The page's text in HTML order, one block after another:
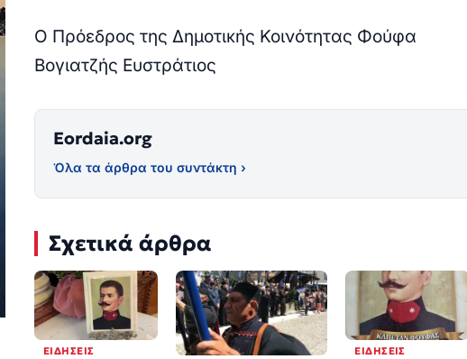
Ο Πρόεδρος της Δημοτικής Κοινότητας Φούφα
Βογιατζής Ευστράτιος
Eordaia.org
Όλα τα άρθρα του συντάκτη ›
Σχετικά άρθρα
ΕΙΔΉΣΕΙΣ ΕΙΔΉΣΕΙΣ